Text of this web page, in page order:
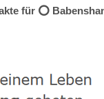
für ⭕